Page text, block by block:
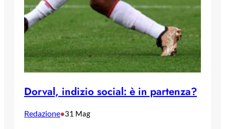
Dorval, indizio social: è in partenza?
Redazione•31 Mag